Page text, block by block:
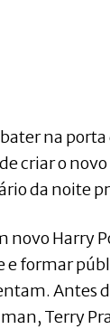
na porta
criar o
da noite
novo Harry
formar
Antes
Terry